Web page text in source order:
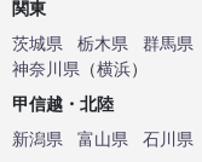
関東
茨城県
栃木県 群馬県
神奈川県 （横浜）
甲信越・北陸
新潟県
富山県 石川県